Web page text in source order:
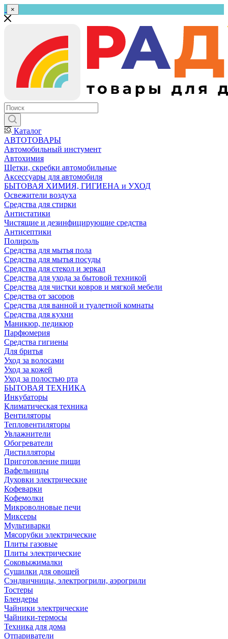
×
Каталог
АВТОТОВАРЫ
Автомобильный инстумент
Автохимия
Щетки, скребки автомобильные
Аксессуары для автомобиля
БЫТОВАЯ ХИМИЯ, ГИГИЕНА и УХОД
Освежители воздуха
Средства для стирки
Антистатики
Чистящие и дезинфицирующие средства
Антисептики
Полироль
Средства для мытья пола
Средства для мытья посуды
Средства для стекол и зеркал
Средства для ухода за бытовой техникой
Средства для чистки ковров и мягкой мебели
Средства от засоров
Средства для ванной и туалетной комнаты
Средства для кухни
Маникюр, педикюр
Парфюмерия
Средства гигиены
Для бритья
Уход за волосами
Уход за кожей
Уход за полостью рта
БЫТОВАЯ ТЕХНИКА
Инкубаторы
Климатическая техника
Вентиляторы
Тепловентиляторы
Увлажнители
Обогреватели
Дистилляторы
Приготовление пищи
Вафельницы
Духовки электрические
Кофеварки
Кофемолки
Микроволновые печи
Миксеры
Мультиварки
Мясорубки электрические
Плиты газовые
Плиты электрические
Соковыжималки
Сушилки для овощей
Сэндвичницы, электрогрили, аэрогрили
Тостеры
Блендеры
Чайники электрические
Чайники-термосы
Техника для дома
Отпариватели